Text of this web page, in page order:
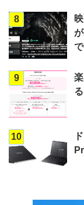
8
9
10